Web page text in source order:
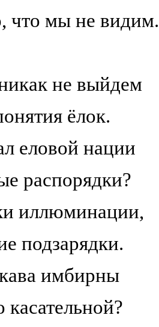
что мы не видим.
не выйдем
ёлок.
еловой нации
распорядки?
иллюминации,
подзарядки.
имбирны
касательной?